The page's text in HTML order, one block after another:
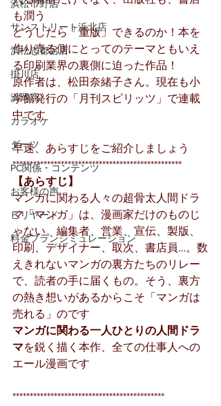
浜松市野店
サンストリート浜北店
浜松志都呂店
掛川店
浜岡店
カラオケ
ダーツ
PC関係・コンテンツ
お客様の声
ビリヤード
料金プランシミュレーション
も潤う
どうしたら「重版」できるのか！本を
作り売る側にとってのテーマともいえ
る印刷業界の裏側に迫った作品！
原作者は、松田奈緒子さん。現在も小
学館発行の「月刊スピリッツ」で連載
中です
早速、あらすじをご紹介しましょう
*************************************************
【あらすじ】
マンガに関わる人々の超骨太人間ドラ
マ「マンガ」は、漫画家だけのものじ
ゃない。編集者、営業、宣伝、製版、
印刷、デザイナー、取次、書店員…。数
えきれないマンガの裏方たちのリレー
で、読者の手に届くもの。そう、裏方
の熱き想いがあるからこそ「マンガは
売れる」のです
マンガに関わる一人ひとりの人間ドラ
マを鋭く描く本作、全ての仕事人への
エール漫画です
********************************************